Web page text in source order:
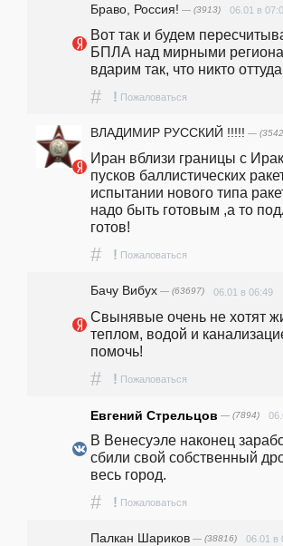
Браво, Россия! — (3913) 06.01 в
Вот так и будем
БПЛА над мирными
вдарим так, что никто
# ! Пожаловаться
ВЛАДИМИР РУССКИЙ !!!!! —
Иран вблизи границы с
пусков баллистических
испытании нового типа
надо быть готовым ,а то
готов!
# ! Пожаловаться
Бачу Вибух — (63697) 06.01 в 06:49
Свынявые очень не хотят
теплом, водой и
помочь!
# ! Пожаловаться
Евгений Стрельцов — (7894)
В Венесуэле наконец
сбили свой собственный
весь город.
# ! Пожаловаться
Палкан Шариков — (38816) 06.01 в